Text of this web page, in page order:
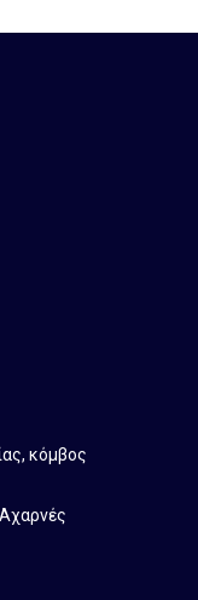
κόμβος